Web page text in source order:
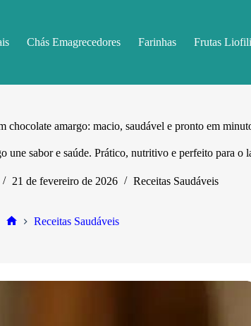
Chás Emagrecedores Farinhas Frutas
chocolate amargo: macio, saudável e pronto em
une sabor e saúde. Prático, nutritivo e perfeito para o
21 de fevereiro de 2026 Receitas Saudáveis
Receitas Saudáveis